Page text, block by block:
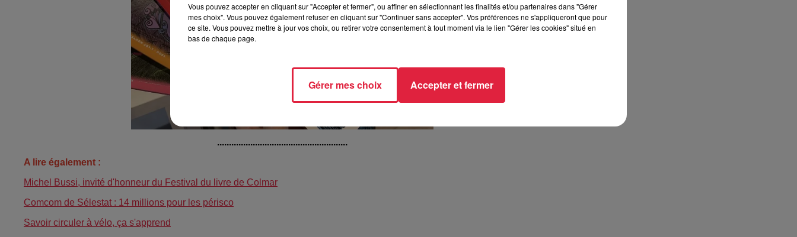
.......................................................
A lire également :
Michel Bussi, invité d'honneur du Festival du livre de Colmar
Comcom de Sélestat : 14 millions pour les périsco
Savoir circuler à vélo, ça s'apprend
Vous pouvez accepter en cliquant sur "Accepter et fermer", ou affiner en sélectionnant les finalités et/ou partenaires dans "Gérer
mes choix". Vous pouvez également refuser en cliquant sur "Continuer sans accepter". Vos préférences ne s'appliqueront que pour
ce site. Vous pouvez mettre à jour vos choix, ou retirer votre consentement à tout moment via le lien "Gérer les cookies" situé en
bas de chaque page.
Gérer mes choix Accepter et fermer